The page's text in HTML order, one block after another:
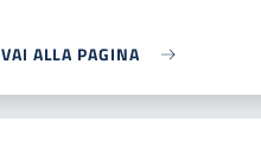
VAI ALLA PAGINA